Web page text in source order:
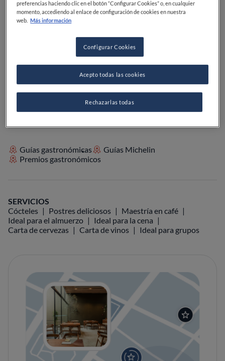
VER HORARIOS
Guías gastronómicas
Guías Michelin
Premios gastronómicos
SERVICIOS
Cócteles
Postres deliciosos
Maestría en café
Ideal para el almuerzo
Ideal para la cena
Carta de cervezas
Carta de vinos Ideal para grupos
preferencias haciendo clic en el botón “Configurar Cookies” o, en cualquier
momento, accediendo al enlace de configuración de cookies en nuestra
web. Más información
Configurar Cookies
Rechazarlas todas
Acepto todas las cookies